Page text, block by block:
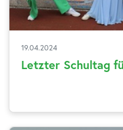
19.04.2024
Letzter Schultag